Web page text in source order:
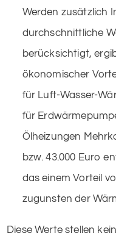
Werden zusätzlich
durchschnittliche
berücksichtigt,
ökonomischer
für Luft-Wasser-
für
Ölheizungen
bzw. 43.000 Euro
das einem Vorteil
zugunsten der
Diese Werte stellen